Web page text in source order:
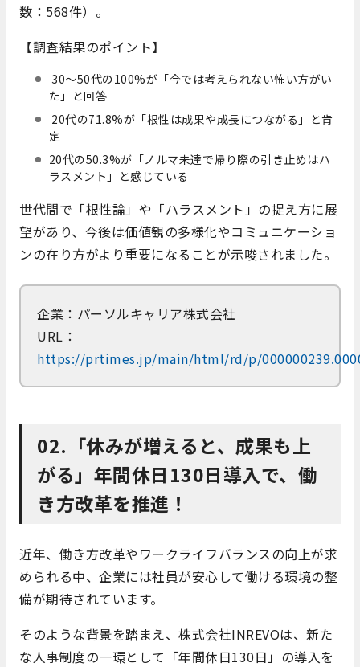
数：568件）。
【調査結果のポイント】
30～50代の100%が「今では考えられない怖い方がい
た」と回答
20代の71.8%が「根性は成果や成長につながる」と肯
定
20代の50.3%が「ノルマ未達で帰り際の引き止めはハ
ラスメント」と感じている
世代間で「根性論」や「ハラスメント」の捉え方に展
望があり、今後は価値観の多様化やコミュニケーショ
ンの在り方がより重要になることが示唆されました。
企業：パーソルキャリア株式会社
URL：
https://prtimes.jp/main/html/rd/p/
02.「休みが増えると、成果も上
がる」年間休日130日導入で、働
き方改革を推進！
近年、働き方改革やワークライフバランスの向上が求
められる中、企業には社員が安心して働ける環境の整
備が期待されています。
そのような背景を踏まえ、株式会社INREVOは、新た
な人事制度の一環として「年間休日130日」の導入を